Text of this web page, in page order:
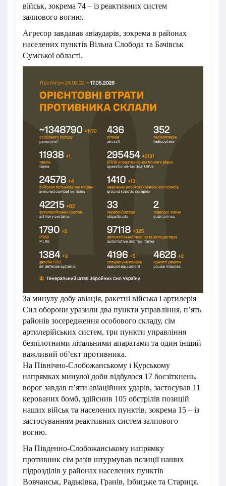
військ, зокрема 74 – із реактивних систем
залпового вогню.
Агресор завдавав авіаударів, зокрема в районах
населених пунктів Вільна Слобода та Бачівськ
Сумської області.
За минулу добу авіація, ракетні війська і артилерія
Сил оборони уразили два пункти управління, п’ять
районів зосередження особового складу, сім
артилерійських систем, три пункти управління
безпілотними літальними апаратами та один інший
важливий об’єкт противника.
На Північно-Слобожанському і Курському
напрямках минулої доби відбулося 17 боєзіткнень,
ворог завдав п’яти авіаційних ударів, застосував 11
керованих бомб, здійснив 105 обстрілів позицій
наших військ та населених пунктів, зокрема 15 – із
застосуванням реактивних систем залпового
вогню.
На Південно-Слобожанському напрямку
противник сім разів штурмував позиції наших
підрозділів у районах населених пунктів
Вовчанськ, Радьківка, Гранів, Ізбицьке та Стариця.